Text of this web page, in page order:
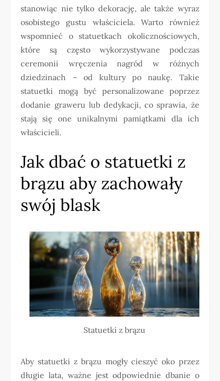
stanowiąc nie tylko dekorację, ale także wyraz
osobistego gustu właściciela. Warto również
wspomnieć o statuetkach okolicznościowych,
które są często wykorzystywane podczas
ceremonii wręczenia nagród w różnych
dziedzinach – od kultury po naukę. Takie
statuetki mogą być personalizowane poprzez
dodanie graweru lub dedykacji, co sprawia, że
stają się one unikalnymi pamiątkami dla ich
właścicieli.
Jak dbać o statuetki z
brązu aby zachowały
swój blask
Statuetki z brązu
Aby statuetki z brązu mogły cieszyć oko przez
długie lata, ważne jest odpowiednie dbanie o